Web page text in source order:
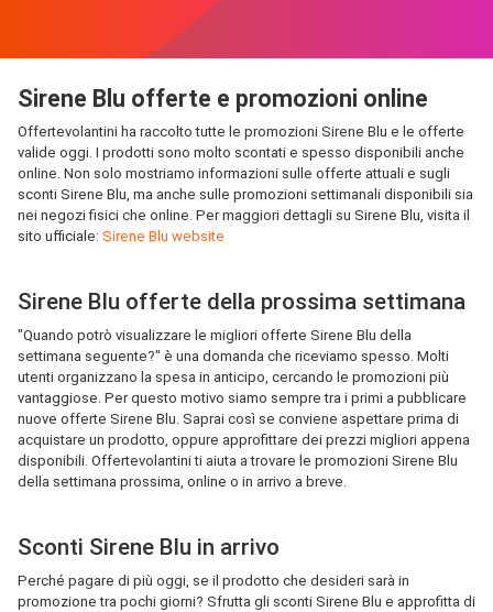
Sirene Blu offerte e promozioni online
Offertevolantini ha raccolto tutte le promozioni Sirene Blu e le offerte
valide oggi. I prodotti sono molto scontati e spesso disponibili anche
online. Non solo mostriamo informazioni sulle offerte attuali e sugli
sconti Sirene Blu, ma anche sulle promozioni settimanali disponibili sia
nei negozi fisici che online. Per maggiori dettagli su Sirene Blu, visita il
sito ufficiale: Sirene Blu website
Sirene Blu offerte della prossima settimana
"Quando potrò visualizzare le migliori offerte Sirene Blu della
settimana seguente?" è una domanda che riceviamo spesso. Molti
utenti organizzano la spesa in anticipo, cercando le promozioni più
vantaggiose. Per questo motivo siamo sempre tra i primi a pubblicare
nuove offerte Sirene Blu. Saprai così se conviene aspettare prima di
acquistare un prodotto, oppure approfittare dei prezzi migliori appena
disponibili. Offertevolantini ti aiuta a trovare le promozioni Sirene Blu
della settimana prossima, online o in arrivo a breve.
Sconti Sirene Blu in arrivo
Perché pagare di più oggi, se il prodotto che desideri sarà in
promozione tra pochi giorni? Sfrutta gli sconti Sirene Blu e approfitta di